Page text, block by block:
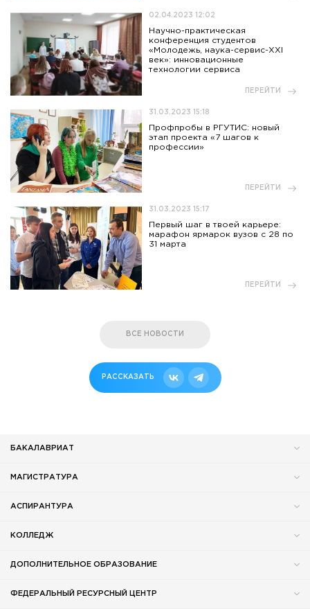
02.04.2023 12:02
Научно-практическая
конференция студентов
«Молодежь, наука-сервис-XXI
век»: инновационные
технологии сервиса
ПЕРЕЙТИ
31.03.2023 15:18
Профпробы в РГУТИС: новый
этап проекта «7 шагов к
профессии»
ПЕРЕЙТИ
31.03.2023 15:17
Первый шаг в твоей карьере:
марафон ярмарок вузов с 28 по
31 марта
ПЕРЕЙТИ
ВСЕ НОВОСТИ
РАССКАЗАТЬ
БАКАЛАВРИАТ
МАГИСТРАТУРА
АСПИРАНТУРА
КОЛЛЕДЖ
ДОПОЛНИТЕЛЬНОЕ ОБРАЗОВАНИЕ
ФЕДЕРАЛЬНЫЙ РЕСУРСНЫЙ ЦЕНТР